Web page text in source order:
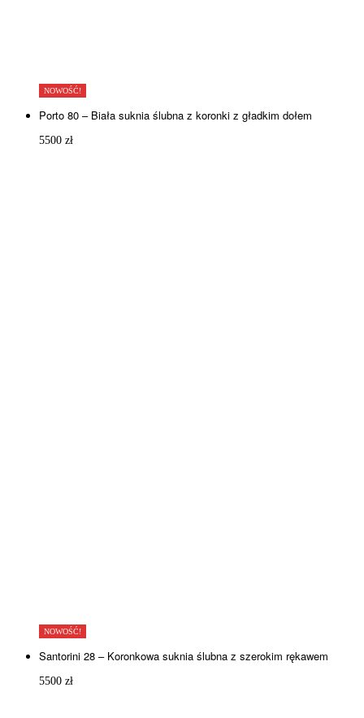
NOWOŚĆ!
Porto 80 – Biała suknia ślubna z koronki z gładkim dołem
5500 zł
NOWOŚĆ!
Santorini 28 – Koronkowa suknia ślubna z szerokim rękawem
5500 zł